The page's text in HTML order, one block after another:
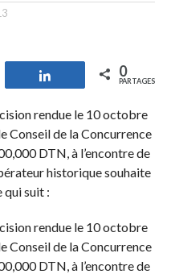
Partagez 0
PARTAGES
rendue le 10 octobre
Conseil de la Concurrence
DTN, à l’encontre de
historique souhaite
qui suit :
rendue le 10 octobre
Conseil de la Concurrence
DTN, à l’encontre de